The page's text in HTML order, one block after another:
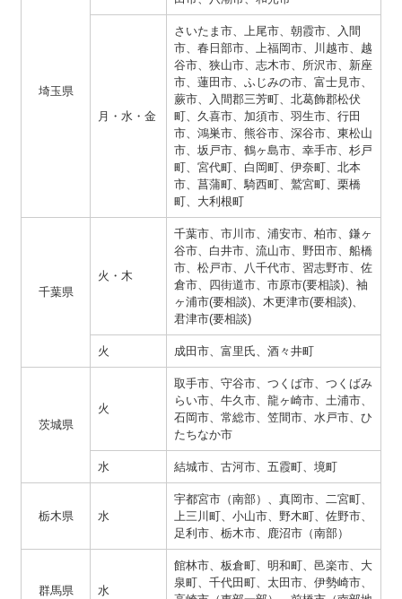
埼玉県
月・水・金
さいたま市、上尾市、朝霞市、入間
市、春日部市、上福岡市、川越市、越
谷市、狭山市、志木市、所沢市、新座
市、蓮田市、ふじみの市、富士見市、
蕨市、入間郡三芳町、北葛飾郡松伏
町、久喜市、加須市、羽生市、行田
市、鴻巣市、熊谷市、深谷市、東松山
市、坂戸市、鶴ヶ島市、幸手市、杉戸
町、宮代町、白岡町、伊奈町、北本
市、菖蒲町、騎西町、鷲宮町、栗橋
町、大利根町
千葉県
火・木
千葉市、市川市、浦安市、柏市、鎌ヶ
谷市、白井市、流山市、野田市、船橋
市、松戸市、八千代市、習志野市、佐
倉市、四街道市、市原市(要相談)、袖
ヶ浦市(要相談)、木更津市(要相談)、
君津市(要相談)
火 成田市、富里氏、酒々井町
茨城県
火
取手市、守谷市、つくば市、つくばみ
らい市、牛久市、龍ヶ崎市、土浦市、
石岡市、常総市、笠間市、水戸市、ひ
たちなか市
水 結城市、古河市、五霞町、境町
栃木県 水
宇都宮市（南部）、真岡市、二宮町、
上三川町、小山市、野木町、佐野市、
足利市、栃木市、鹿沼市（南部）
群馬県 水
館林市、板倉町、明和町、邑楽市、大
泉町、千代田町、太田市、伊勢崎市、